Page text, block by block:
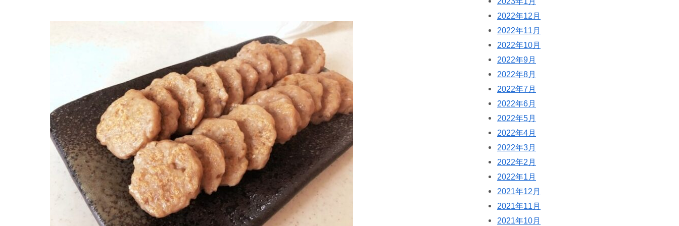
2022年12月
2022年11月
2022年10月
2022年9月
2022年8月
2022年7月
2022年6月
2022年5月
2022年4月
2022年3月
2022年2月
2022年1月
2021年12月
2021年11月
2021年10月